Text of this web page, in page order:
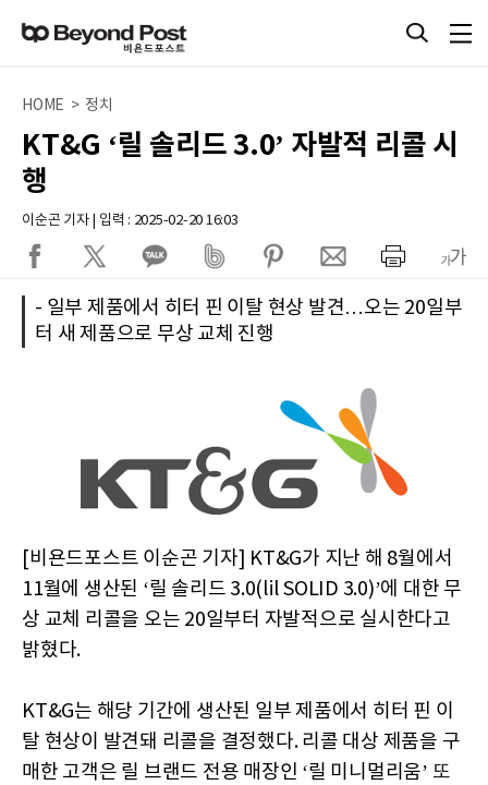
HOME > 정치
KT&G ‘릴 솔리드 3.0’ 자발적 리콜 시
행
이순곤 기자 | 입력 : 2025-02-20 16:03
- 일부 제품에서 히터 핀 이탈 현상 발견…오는 20일부
터 새 제품으로 무상 교체 진행
[비욘드포스트 이순곤 기자] KT&G가 지난 해 8월에서
11월에 생산된 ‘릴 솔리드 3.0(lil SOLID 3.0)’에 대한 무
상 교체 리콜을 오는 20일부터 자발적으로 실시한다고
밝혔다.
KT&G는 해당 기간에 생산된 일부 제품에서 히터 핀 이
탈 현상이 발견돼 리콜을 결정했다. 리콜 대상 제품을 구
매한 고객은 릴 브랜드 전용 매장인 ‘릴 미니멀리움’ 또